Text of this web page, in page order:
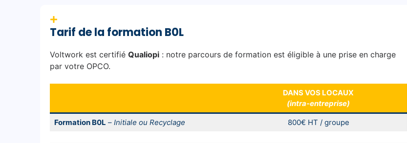
Tarif de la formation B0L
Voltwork est certifié Qualiopi : notre parcours de formation est éligible à une prise en charge
par votre OPCO.
DANS VOS LOCAUX
(intra-entreprise)
Formation B0L – Initiale ou Recyclage 800€ HT / groupe